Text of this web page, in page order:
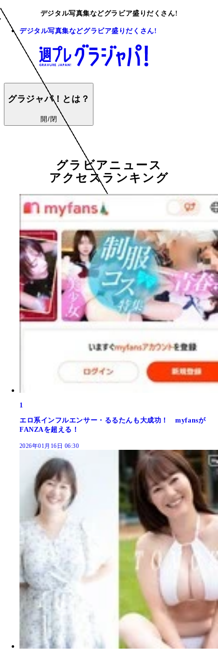
デジタル写真集などグラビア盛りだくさん!
デジタル写真集などグラビア盛りだくさん!
グラジャパ！とは？
開/閉
グラビアニュース
アクセスランキング
1
エロ系インフルエンサー・るるたんも大成功！ myfansが
FANZAを超える！
2026年01月16日 06:30